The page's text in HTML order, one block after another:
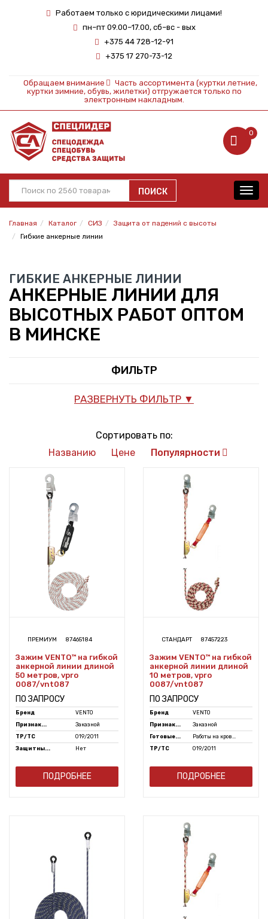
Работаем только с юридическими лицами!
пн–пт 09.00–17.00, сб–вс - вых
+375 44 728-12-91
+375 17 270-73-12
Обращаем внимание
Часть ассортимента (куртки летние,
куртки зимние, обувь, жилетки) отгружается только по
электронным накладным.
0
ПОИСК
Главная Каталог СИЗ
Защита от падений с высоты
Гибкие анкерные линии
ГИБКИЕ АНКЕРНЫЕ ЛИНИИ
АНКЕРНЫЕ ЛИНИИ ДЛЯ
ВЫСОТНЫХ РАБОТ ОПТОМ
В МИНСКЕ
ФИЛЬТР
РАЗВЕРНУТЬ ФИЛЬТР ▼
Сортировать по:
Названию
Цене Популярности
ПРЕМИУМ 87465184
Зажим VENTO™ на гибкой
анкерной линии длиной
50 метров, vpro
0087/vnt087
ПО ЗАПРОСУ
Бренд
VENTO
Признак...
Заказной
ТР/ТС
019/2011
Защитны...
Нет
ПОДРОБНЕЕ
СТАНДАРТ 87457223
Зажим VENTO™ на гибкой
анкерной линии длиной
10 метров, vpro
0087/vnt087
ПО ЗАПРОСУ
Бренд
VENTO
Признак...
Заказной
Готовые...
Работы на кров...
ТР/ТС
019/2011
ПОДРОБНЕЕ